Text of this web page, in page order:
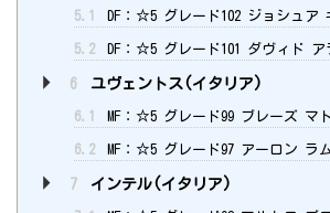
5.1 DF：☆5 グレード102 ジョシュア
5.2 DF：☆5 グレード101 ダヴィド ア
6 ユヴェントス(イタリア)
6.1 MF：☆5 グレード99 ブレーズ マ
6.2 MF：☆5 グレード97 アーロン ラ
7 インテル(イタリア)